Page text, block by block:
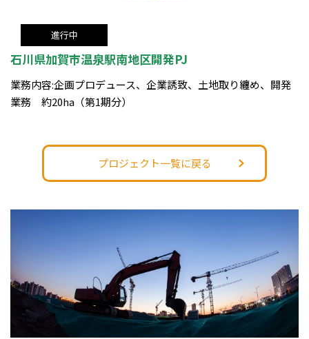
進行中
石川県加賀市温泉駅南地区開発PJ
業務内容:企画プロデュース、企業誘致、土地取り纏め、開発
業務 約20ha（第1期分）
プロジェクト一覧に戻る